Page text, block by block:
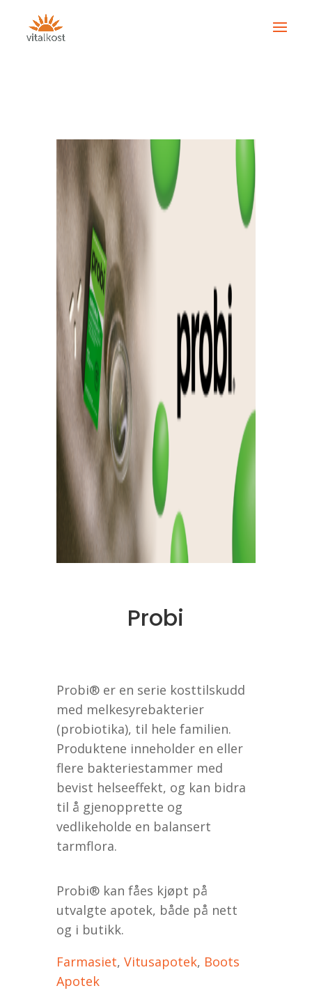
Probi
Probi® er en serie kosttilskudd
med melkesyrebakterier
(probiotika), til hele familien.
Produktene inneholder en eller
flere bakteriestammer med
bevist helseeffekt, og kan bidra
til å gjenopprette og
vedlikeholde en balansert
tarmflora.
Probi® kan fåes kjøpt på
utvalgte apotek, både på nett
og i butikk.
Farmasiet, Vitusapotek, Boots
Apotek